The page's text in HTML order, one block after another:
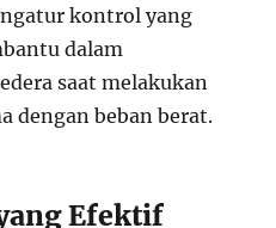
kontrol yang
dalam
saat melakukan
dengan beban berat.
Efektif